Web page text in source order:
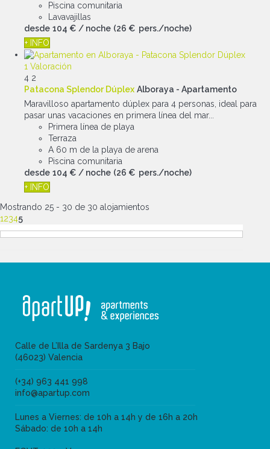
Piscina comunitaria
Lavavajillas
desde 104 € / noche (26 € pers./noche)
+ INFO
1 Valoración
4 2
Patacona Splendor Dúplex Alboraya - Apartamento
Maravilloso apartamento dúplex para 4 personas, ideal para
pasar unas vacaciones en primera línea del mar...
Primera línea de playa
Terraza
A 60 m de la playa de arena
Piscina comunitaria
desde 104 € / noche (26 € pers./noche)
+ INFO
Mostrando 25 - 30 de 30 alojamientos
12345
Calle de L’Illa de Sardenya 3 Bajo
(46023) Valencia
(+34) 963 441 998
info@apartup.com
Lunes a Viernes: de 10h a 14h y de 16h a 20h
Sábado: de 10h a 14h